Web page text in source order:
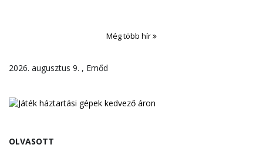
Még több hír
2026. augusztus 9. , Emőd
OLVASOTT